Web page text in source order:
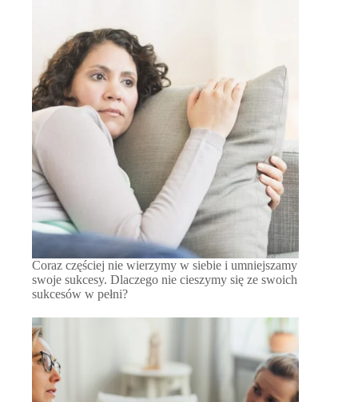
Coraz częściej nie wierzymy w siebie i umniejszamy
swoje sukcesy. Dlaczego nie cieszymy się ze swoich
sukcesów w pełni?